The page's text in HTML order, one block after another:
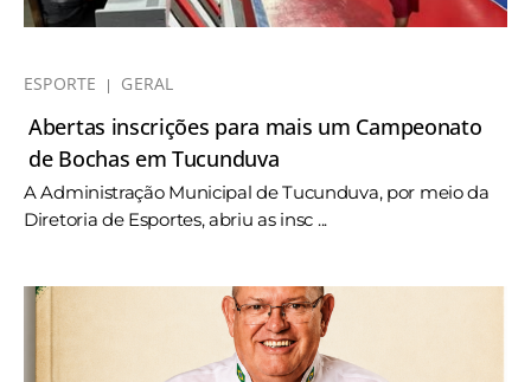
ESPORTE GERAL
Abertas inscrições para mais um Campeonato
de Bochas em Tucunduva
A Administração Municipal de Tucunduva, por meio da
Diretoria de Esportes, abriu as insc ...